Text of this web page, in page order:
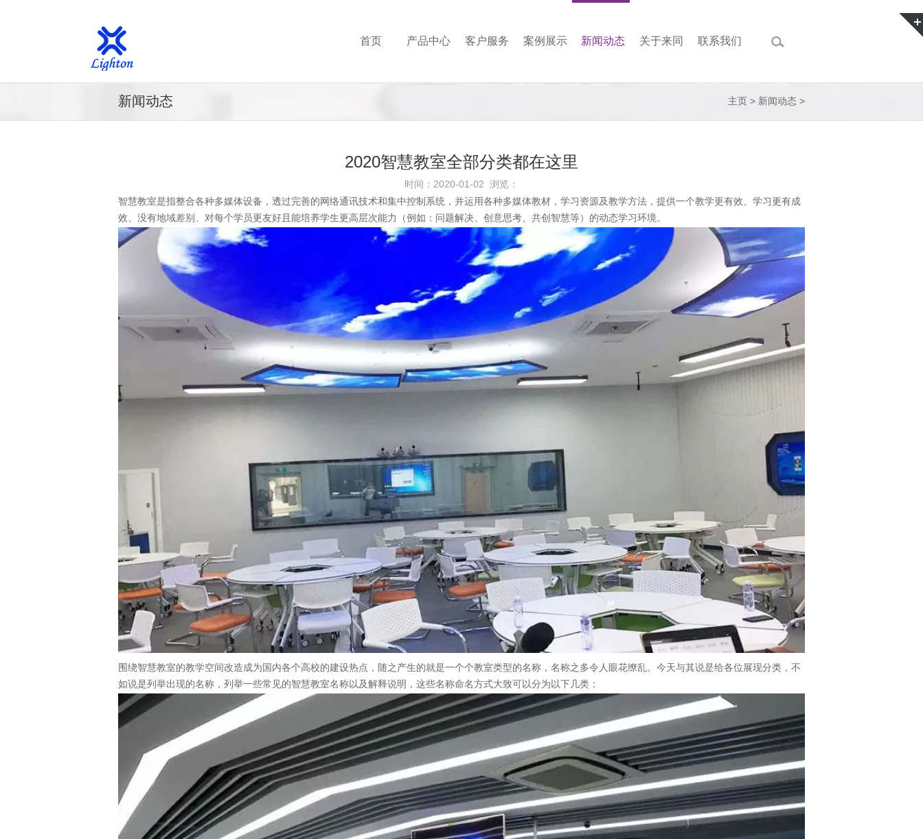
首页 产品中心 客户服务 案例展示 新闻动态 关于来同 联系我们
新闻动态 主页 > 新闻动态 >
2020智慧教室全部分类都在这里
时间：2020-01-02 浏览：
智慧教室是指整合各种多媒体设备，透过完善的网络通讯技术和集中控制系统，并运用各种多媒体教材，学习资源及教学方法，提供一个教学更有效、学习更有成
效、没有地域差别、对每个学员更友好且能培养学生更高层次能力（例如：问题解决、创意思考、共创智慧等）的动态学习环境。
围绕智慧教室的教学空间改造成为国内各个高校的建设热点，随之产生的就是一个个教室类型的名称，名称之多令人眼花缭乱。今天与其说是给各位展现分类，不
如说是列举出现的名称，列举一些常见的智慧教室名称以及解释说明，这些名称命名方式大致可以分为以下几类：